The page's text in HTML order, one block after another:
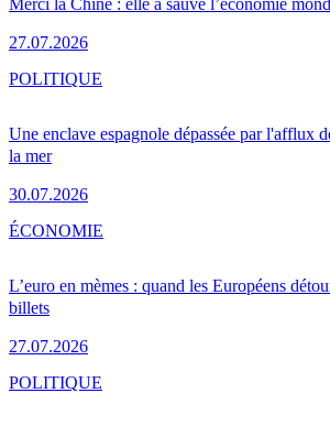
27.07.2026
Une enclave espagnole dépassée par l'afflux
la mer
30.07.2026
POLITIQUE
L’euro en mèmes : quand les Européens
billets
27.07.2026
ÉCONOMIE
POLITIQUE